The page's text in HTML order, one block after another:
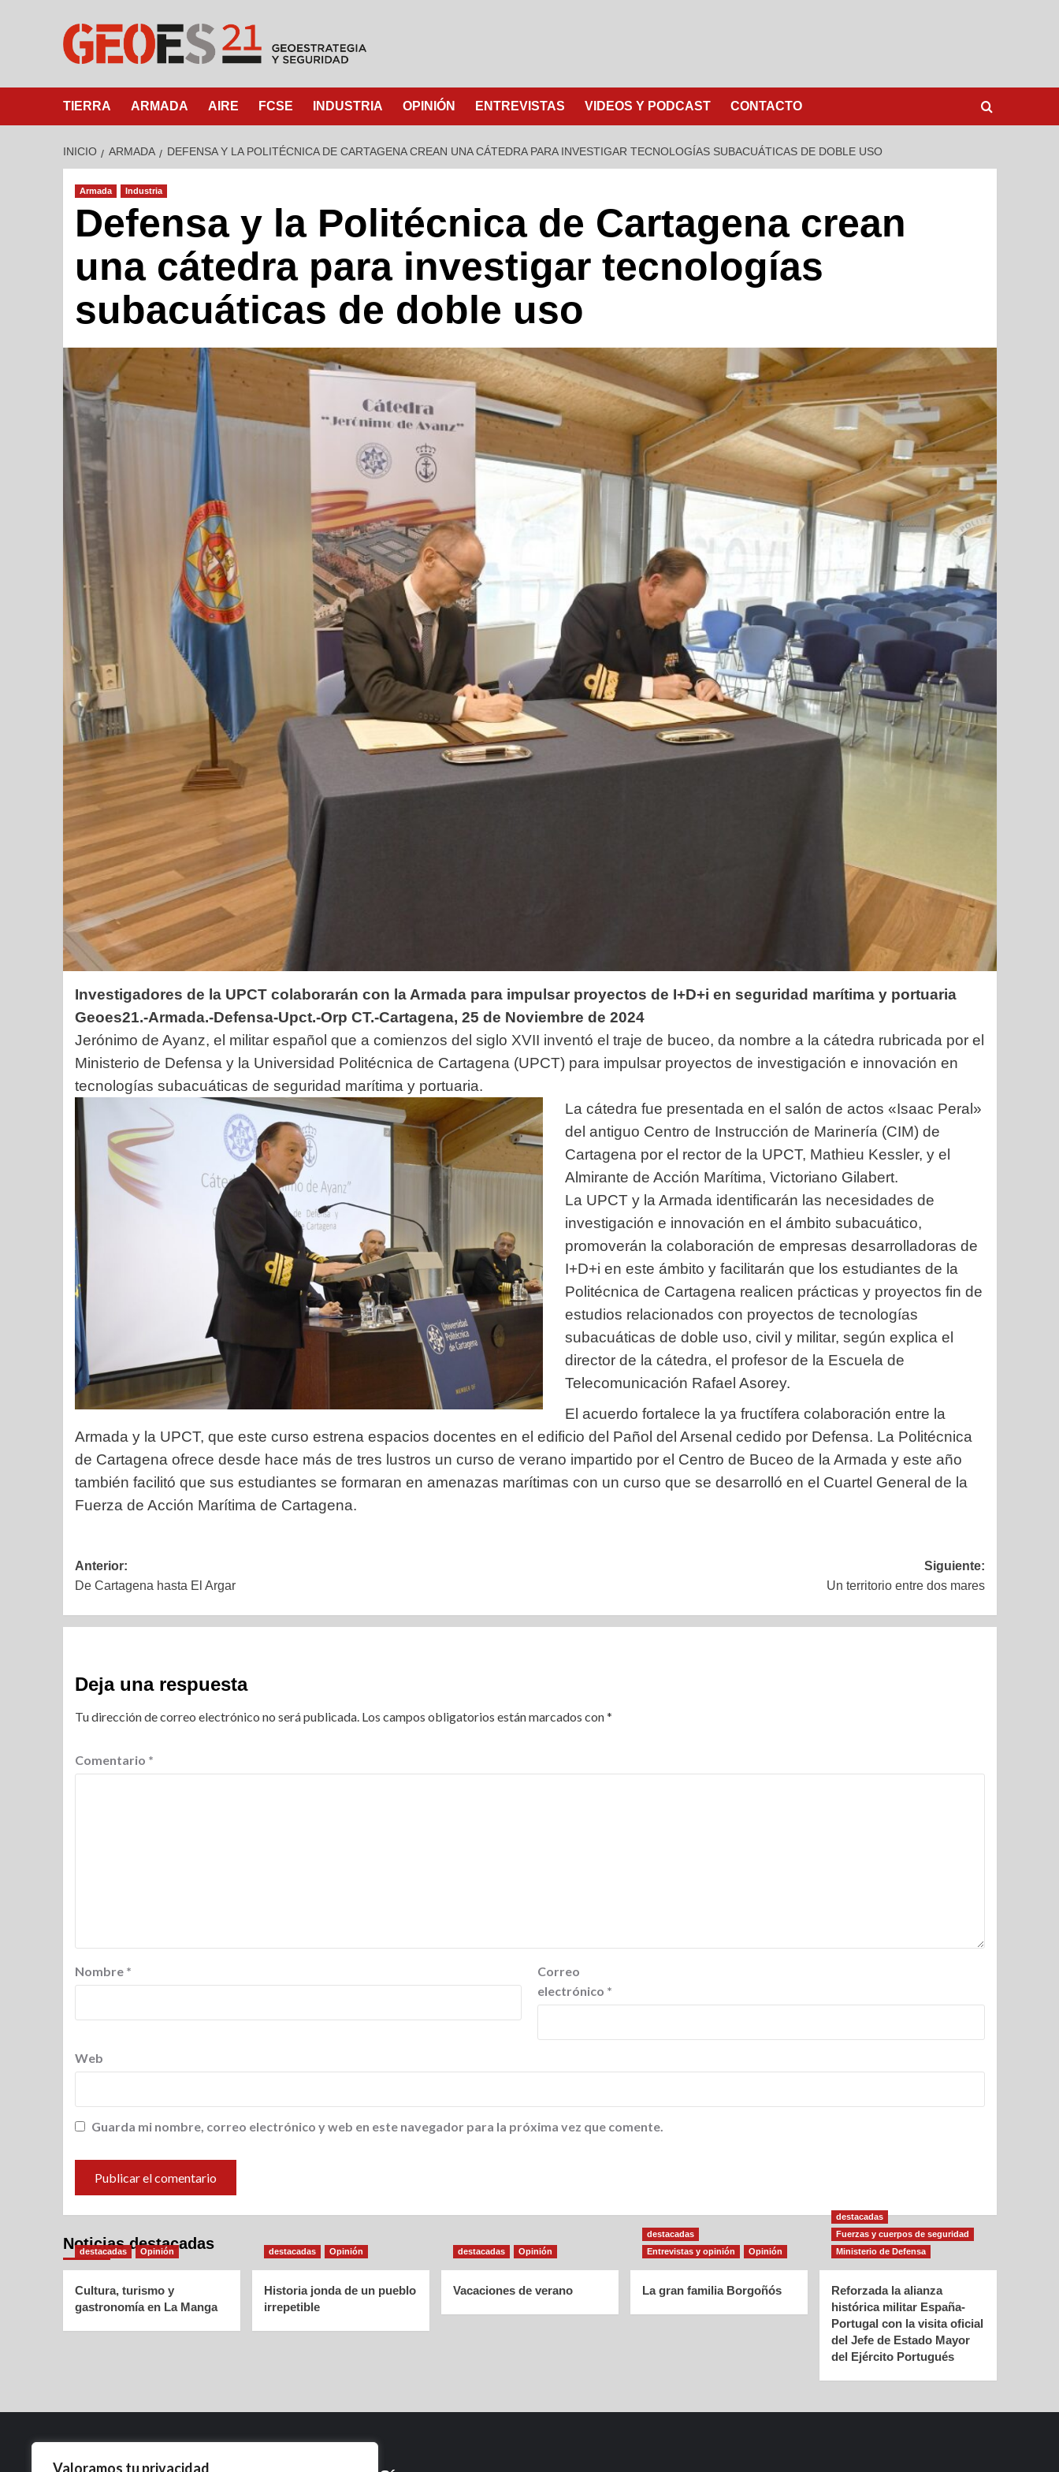
Valoramos tu privacidad
TIERRA ARMADA AIRE FCSE INDUSTRIA OPINIÓN ENTREVISTAS VIDEOS Y PODCAST CONTACTO
INICIO ARMADA DEFENSA Y LA POLITÉCNICA DE CARTAGENA CREAN UNA CÁTEDRA PARA INVESTIGAR TECNOLOGÍAS SUBACUÁTICAS DE DOBLE USO
Armada Industria
Defensa y la Politécnica de Cartagena crean
una cátedra para investigar tecnologías
subacuáticas de doble uso
Investigadores de la UPCT colaborarán con la Armada para impulsar proyectos de I+D+i en seguridad marítima y portuaria
Geoes21.-Armada.-Defensa-Upct.-Orp CT.-Cartagena, 25 de Noviembre de 2024
Jerónimo de Ayanz, el militar español que a comienzos del siglo XVII inventó el traje de buceo, da nombre a la cátedra rubricada por el
Ministerio de Defensa y la Universidad Politécnica de Cartagena (UPCT) para impulsar proyectos de investigación e innovación en
tecnologías subacuáticas de seguridad marítima y portuaria.
La cátedra fue presentada en el salón de actos «Isaac Peral»
del antiguo Centro de Instrucción de Marinería (CIM) de
Cartagena por el rector de la UPCT, Mathieu Kessler, y el
Almirante de Acción Marítima, Victoriano Gilabert.
La UPCT y la Armada identificarán las necesidades de
investigación e innovación en el ámbito subacuático,
promoverán la colaboración de empresas desarrolladoras de
I+D+i en este ámbito y facilitarán que los estudiantes de la
Politécnica de Cartagena realicen prácticas y proyectos fin de
estudios relacionados con proyectos de tecnologías
subacuáticas de doble uso, civil y militar, según explica el
director de la cátedra, el profesor de la Escuela de
Telecomunicación Rafael Asorey.
El acuerdo fortalece la ya fructífera colaboración entre la
Armada y la UPCT, que este curso estrena espacios docentes en el edificio del Pañol del Arsenal cedido por Defensa. La Politécnica
de Cartagena ofrece desde hace más de tres lustros un curso de verano impartido por el Centro de Buceo de la Armada y este año
también facilitó que sus estudiantes se formaran en amenazas marítimas con un curso que se desarrolló en el Cuartel General de la
Fuerza de Acción Marítima de Cartagena.
Anterior:
De Cartagena hasta El Argar
Siguiente:
Un territorio entre dos mares
Deja una respuesta
Tu dirección de correo electrónico no será publicada. Los campos obligatorios están marcados con*
Comentario *
Nombre *
Correo
electrónico *
Web
Guarda mi nombre, correo electrónico y web en este navegador para la próxima vez que comente.
Noticias destacadas
destacadas Opinión
Cultura, turismo y
gastronomía en La Manga
destacadas Opinión
Historia jonda de un pueblo
irrepetible
destacadas Opinión
Vacaciones de verano
destacadas
Entrevistas y opinión
Opinión
La gran familia Borgoñós
destacadas
Fuerzas y cuerpos de seguridad
Ministerio de Defensa
Reforzada la alianza
histórica militar España-
Portugal con la visita oficial
del Jefe de Estado Mayor
del Ejército Portugués